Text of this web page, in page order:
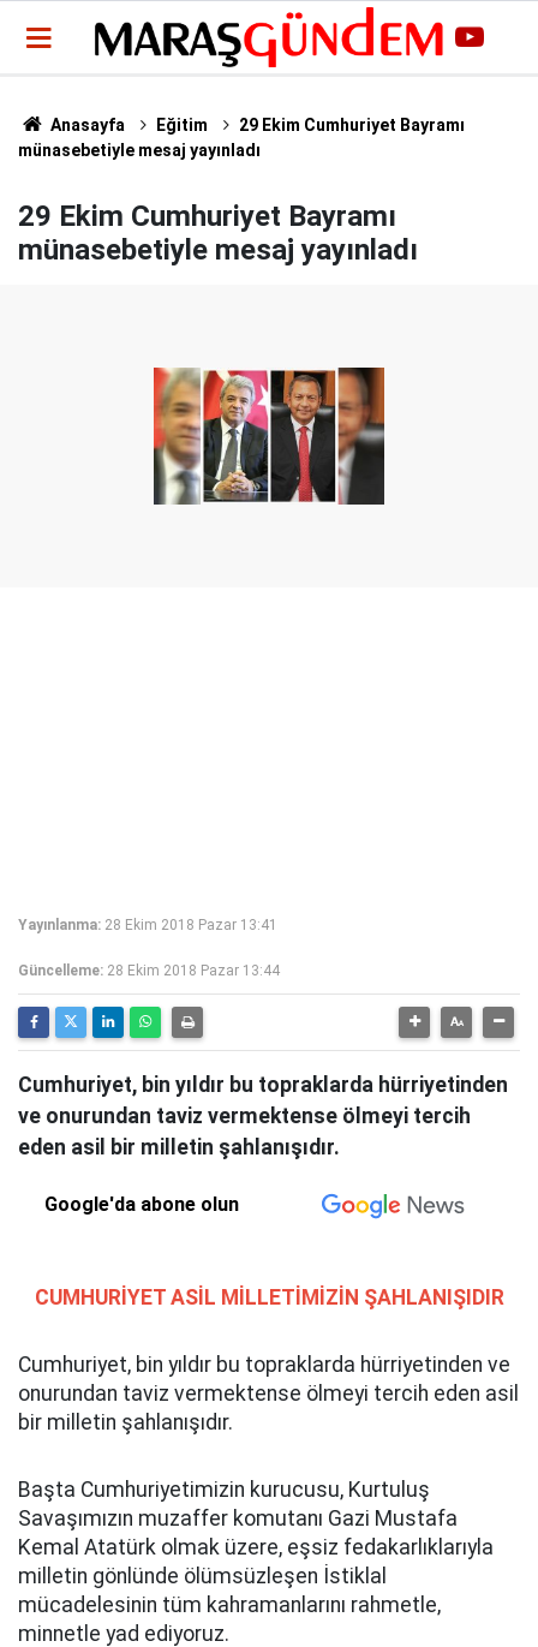
Anasayfa Eğitim
29 Ekim Cumhuriyet Bayramı
münasebetiyle mesaj yayınladı
29 Ekim Cumhuriyet Bayramı
münasebetiyle mesaj yayınladı
Yayınlanma: 28 Ekim 2018 Pazar 13:41
Güncelleme: 28 Ekim 2018 Pazar 13:44
Cumhuriyet, bin yıldır bu topraklarda hürriyetinden
ve onurundan taviz vermektense ölmeyi tercih
eden asil bir milletin şahlanışıdır.
Google'da abone olun
CUMHURİYET ASİL MİLLETİMİZİN ŞAHLANIŞIDIR
Cumhuriyet, bin yıldır bu topraklarda hürriyetinden ve
onurundan taviz vermektense ölmeyi tercih eden asil
bir milletin şahlanışıdır.
Başta Cumhuriyetimizin kurucusu, Kurtuluş
Savaşımızın muzaffer komutanı Gazi Mustafa
Kemal Atatürk olmak üzere, eşsiz fedakarlıklarıyla
milletin gönlünde ölümsüzleşen İstiklal
mücadelesinin tüm kahramanlarını rahmetle,
minnetle yad ediyoruz.